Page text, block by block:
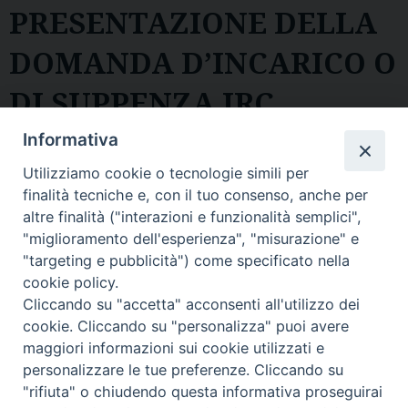
PRESENTAZIONE DELLA
DOMANDA D’INCARICO O
DI SUPPENZA IRC
Modulo formato pdf DA SCARICARE, compilare
ed inviare scannerizzato (va firmato) via email
a: curriculum.ircvolterra@gmail.com
Diocesi di Volterra
COPYRIGHT 2022 © DIOCESI DI VOLTERRA -Informativa
sulla privacy- Note Legali-Cookies Policy
Informativa
Utilizziamo cookie o tecnologie simili per
finalità tecniche e, con il tuo consenso, anche per
altre finalità ("interazioni e funzionalità semplici",
"miglioramento dell'esperienza", "misurazione" e
"targeting e pubblicità") come specificato nella
cookie policy.
Cliccando su "accetta" acconsenti all'utilizzo dei
cookie. Cliccando su "personalizza" puoi avere
maggiori informazioni sui cookie utilizzati e
personalizzare le tue preferenze. Cliccando su
"rifiuta" o chiudendo questa informativa proseguirai